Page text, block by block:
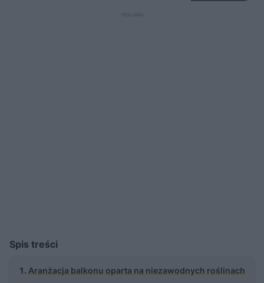
Spis treści
Aranżacja balkonu oparta na niezawodnych roślinach